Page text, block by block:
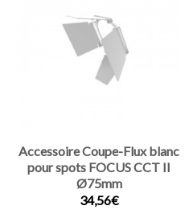
Accessoire Coupe-Flux blanc
pour spots FOCUS CCT II
Ø75mm
34,56€